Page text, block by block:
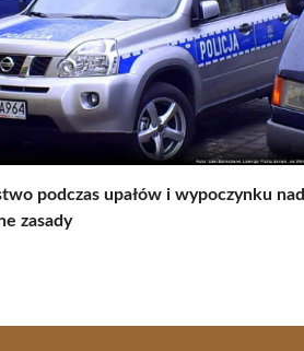
podczas upałów i wypoczynku nad
zasady